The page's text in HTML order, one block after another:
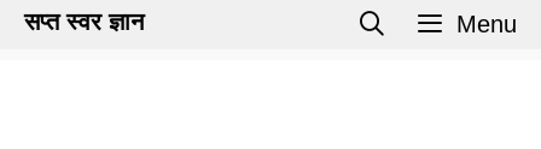
Skipसप्त स्वर ज्ञान Menu